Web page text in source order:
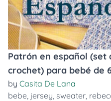
Patrón en español
crochet) para bebé de
by Casita De Lana
bebe, jersey, sweater,